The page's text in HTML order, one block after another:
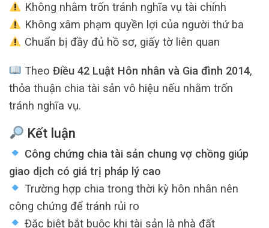
Không nhằm trốn tránh nghĩa vụ tài chính
Không xâm phạm quyền lợi của người thứ ba
Chuẩn bị đầy đủ hồ sơ, giấy tờ liên quan
Theo Điều 42 Luật Hôn nhân và Gia đình 2014,
thỏa thuận chia tài sản vô hiệu nếu nhằm trốn
tránh nghĩa vụ.
Kết luận
Công chứng chia tài sản chung vợ chồng giúp
giao dịch có giá trị pháp lý cao
Trường hợp chia trong thời kỳ hôn nhân nên
công chứng để tránh rủi ro
Đặc biệt bắt buộc khi tài sản là nhà đất